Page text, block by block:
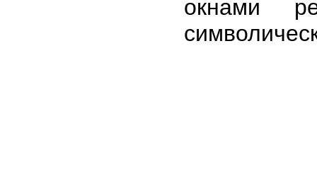
окнами